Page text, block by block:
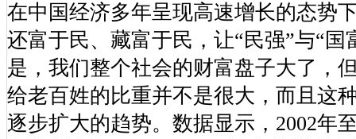
在中国经济多年呈现高速增长的态势
还富于民、藏富于民，让“民强”与“国
是，我们整个社会的财富盘子大了，
给老百姓的比重并不是很大，而且这
逐步扩大的趋势。数据显示，2002年